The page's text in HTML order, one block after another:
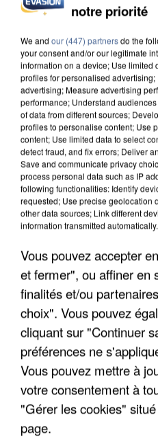
INCENDIES : L’ÎLE-DE-
APRÈS TOUTES CES
DE FAUNE SAUVAGE
notre priorité
We and our (447) partnersdo the
your consent and/or our legitimate
information on a device; Use limited
profiles for personalised
advertising; Measure advertising
performance; Understand
of data from different sources;
profiles to personalise content; Use
content; Use limited data to select
detect fraud, and fix errors; Deliver
Save and communicate privacy
process personal data such as IP
following functionalities: Identify
requested; Use precise geolocation
other data sources; Link different
information transmitted automatically.
Vous pouvez accepter
et fermer", ou affiner en
finalités et/ou
choix". Vous pouvez
cliquant sur "Continuer
préférences ne
Vous pouvez mettre à
votre consentement à
"Gérer les cookies"
page.